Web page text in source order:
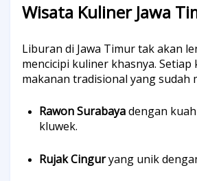
Wisata Kuliner Jawa
Liburan di Jawa Timur tak akan
mencicipi kuliner khasnya. Setiap
makanan tradisional yang sudah
Rawon Surabayadengan
kluwek.
Rujak Cinguryang unik